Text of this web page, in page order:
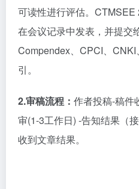
可读性进行评估。
在会议记录中发表，并提交
Compendex、CPCI、
引。
2.审稿流程： 作者投稿-稿件
审(1-3工作日) -告知结果（
收到文章结果。